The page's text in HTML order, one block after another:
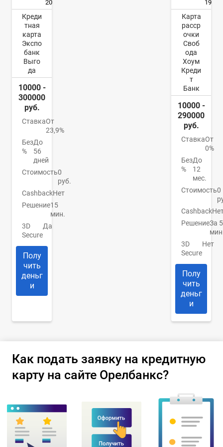
20
Креди
тная
карта
Экспо
банк
Выго
да
10000 -
300000
руб.
СтавкаОт
23,9%
Без
%
До
56
дней
Стоимость0
руб.
CashbackНет
Решение15
мин.
3D
Secure
Да
Полу
чить
деньг
и
19
Карта
расср
очки
Своб
ода
Хоум
Креди
т
Банк
10000 -
290000
руб.
СтавкаОт
0%
Без
%
До
12
мес.
Стоимость0
Cashback
РешениеЗа 5
3D
Secure
Нет
Полу
чить
деньг
и
Как подать заявку на кредитную
карту на сайте Орелбанкс?